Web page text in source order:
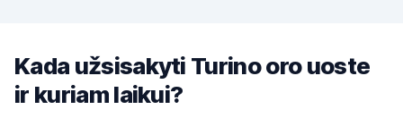
Kada užsisakyti Turino oro uoste
ir kuriam laikui?